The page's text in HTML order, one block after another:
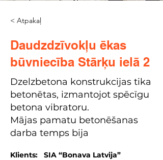
< Atpakaļ
Daudzdzīvokļu ēkas
būvniecība Stārķu ielā 2
Dzelzbetona konstrukcijas tika
betonētas, izmantojot spēcīgu
betona vibratoru.
Mājas pamatu betonēšanas
darba temps bija
Klients:   SIA “Bonava Latvija”